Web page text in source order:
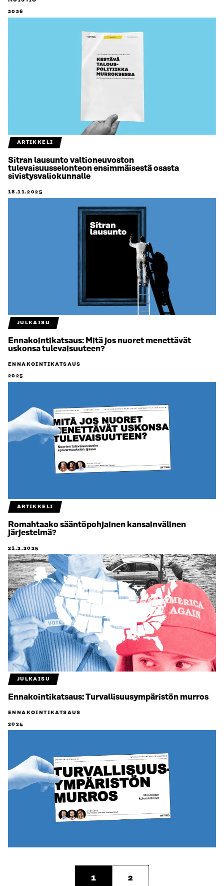
2026
ARTIKKELI
Sitran lausunto valtioneuvoston
tulevaisuusselonteon ensimmäisestä osasta
sivistysvaliokunnalle
18.11.2025
JULKAISU
Ennakointikatsaus: Mitä jos nuoret menettävät
uskonsa tulevaisuuteen?
ENNAKOINTIKATSAUS
2025
ARTIKKELI
Romahtaako sääntöpohjainen kansainvälinen
järjestelmä?
21.2.2025
JULKAISU
Ennakointikatsaus: Turvallisuus­ympäristön murros
ENNAKOINTIKATSAUS
2024
1 2